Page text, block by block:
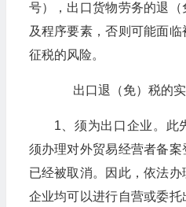
号），出口货物劳务的退
及程序要素，否则可能面
征税的风险。
出口退（免）税的实
1、须为出口企业。此
须办理对外贸易经营者备
已经被取消。因此，依法
企业均可以进行自营或委